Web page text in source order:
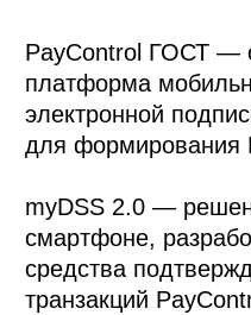
PayControl ГОСТ —
платформа
электронной
для
myDSS 2.0 —
смартфоне,
средства
транзакций